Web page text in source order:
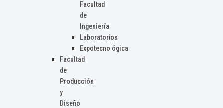
Facultad
de
Ingeniería
Laboratorios
Expotecnológica
Facultad
de
Producción
y
Diseño